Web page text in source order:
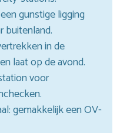
gunstige ligging
buitenland.
in de
laat op de avond.
voor
gemakkelijk een OV-